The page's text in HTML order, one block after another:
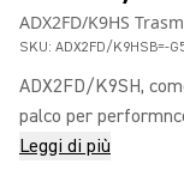
ADX2FD/K9HS
SKU: ADX2FD/K9HSB=-
ADX2FD/K9SH,
palco per
Leggi di più